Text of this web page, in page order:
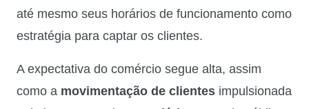
até mesmo seus horários de funcionamento como
estratégia para captar os clientes.
A expectativa do comércio segue alta, assim
como a movimentação de clientes impulsionada